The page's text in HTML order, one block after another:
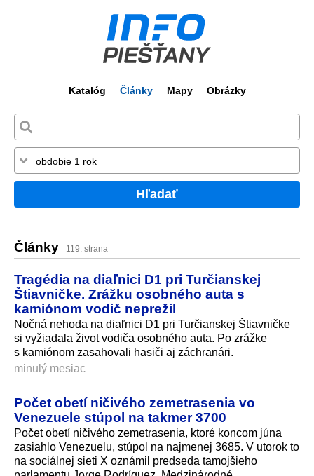
Katalóg Články Mapy Obrázky
Hľadať
Články 119. strana
Tragédia na diaľnici D1 pri Turčianskej
Štiavničke. Zrážku osobného auta s
kamiónom vodič neprežil
Nočná nehoda na diaľnici D1 pri Turčianskej Štiavničke
si vyžiadala život vodiča osobného auta. Po zrážke
s kamiónom zasahovali hasiči aj záchranári.
minulý mesiac
Počet obetí ničivého zemetrasenia vo
Venezuele stúpol na takmer 3700
Počet obetí ničivého zemetrasenia, ktoré koncom júna
zasiahlo Venezuelu, stúpol na najmenej 3685. V utorok to
na sociálnej sieti X oznámil predseda tamojšieho